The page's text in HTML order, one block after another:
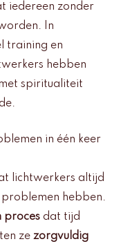
iedereen zonder
In
training en
hebben
spiritualiteit
in één keer
lichtwerkers altijd
hebben.
proces dat tijd
ze zorgvuldig